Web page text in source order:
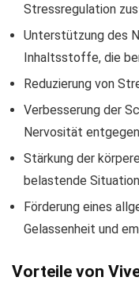
Stressregulation
Unterstützung des
Inhaltsstoffe, die
Reduzierung von
Verbesserung der
Nervosität
Stärkung der
belastende
Förderung eines
Gelassenheit und
Vorteile von